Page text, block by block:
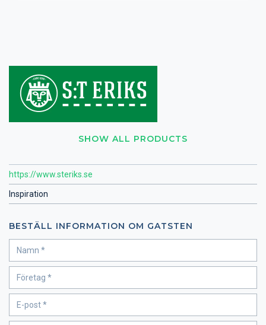
SHOW ALL PRODUCTS
https://www.steriks.se
Inspiration
BESTÄLL INFORMATION OM GATSTEN